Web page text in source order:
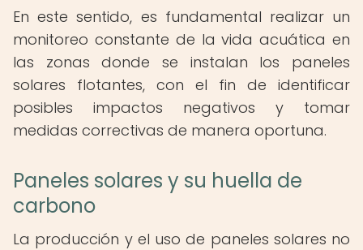
En este sentido, es fundamental realizar un
monitoreo constante de la vida acuática en
las zonas donde se instalan los paneles
solares flotantes, con el fin de identificar
posibles impactos negativos y tomar
medidas correctivas de manera oportuna.
Paneles solares y su huella de
carbono
La producción y el uso de paneles solares no